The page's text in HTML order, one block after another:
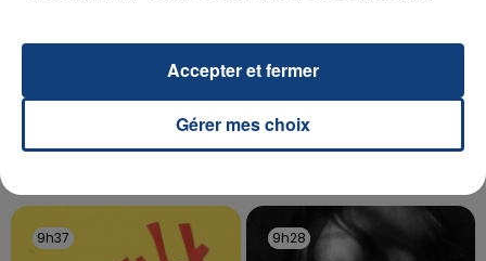
UNE ADOLESCENTE DEVANT SE FAIRE
OPÉRER DE LA CHEVILLE RESSORT DE LA...
La famille a porté plainte contre la clinique qui a
reconnu sa responsabilité et présenté ses
excuses.
9h37
9h37 9h28
9h28
Gérer mes choix
Accepter et fermer